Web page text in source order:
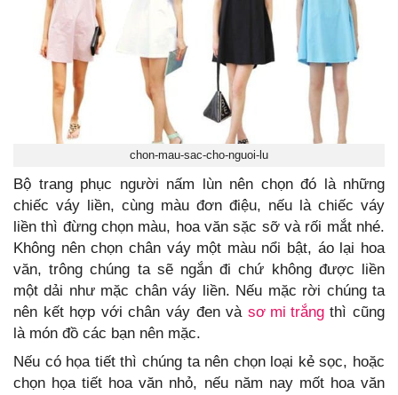
chon-mau-sac-cho-nguoi-lu
Bộ trang phục người nấm lùn nên chọn đó là những
chiếc váy liền, cùng màu đơn điệu, nếu là chiếc váy
liền thì đừng chọn màu, hoa văn sặc sỡ và rối mắt nhé.
Không nên chọn chân váy một màu nổi bật, áo lại hoa
văn, trông chúng ta sẽ ngắn đi chứ không được liền
một dải như mặc chân váy liền. Nếu mặc rời chúng ta
nên kết hợp với chân váy đen và sơ mi trắngthì cũng
là món đồ các bạn nên mặc.
Nếu có họa tiết thì chúng ta nên chọn loại kẻ sọc, hoặc
chọn họa tiết hoa văn nhỏ, nếu năm nay mốt hoa văn